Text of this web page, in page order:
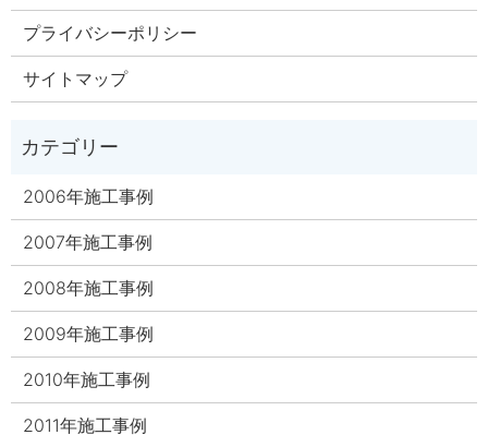
プライバシーポリシー
サイトマップ
2006年施工事例
2007年施工事例
2008年施工事例
2009年施工事例
2010年施工事例
2011年施工事例